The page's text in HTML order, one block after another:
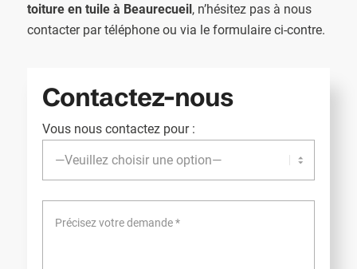
toiture en tuile à Beaurecueil, n’hésitez pas à nous
contacter par téléphone ou via le formulaire ci-contre.
Contactez-nous
Vous nous contactez pour :